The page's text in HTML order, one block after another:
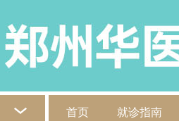
首页 就诊指南